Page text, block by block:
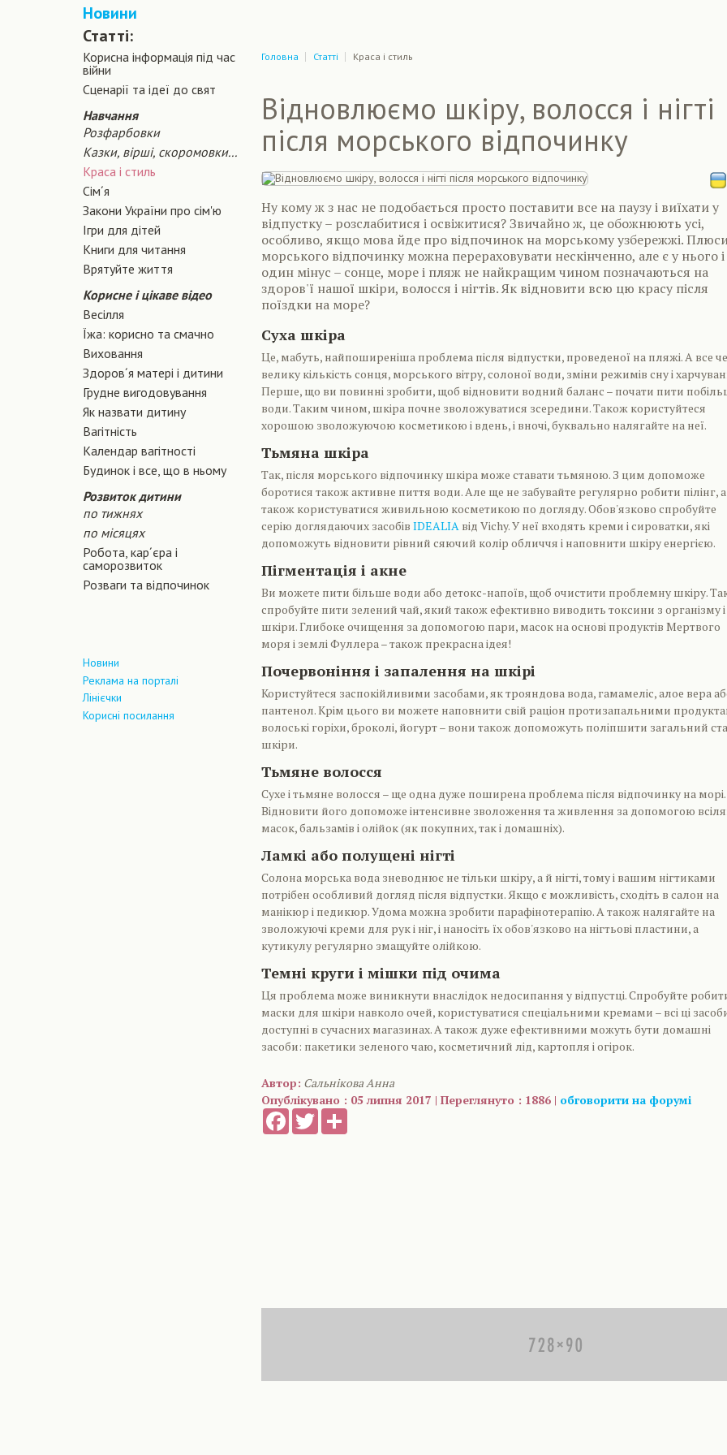
Новини
Статті:
Корисна інформація під час
війни
Сценарiї та iдеї до свят
Навчання
Розфарбовки
Казки, вірші, скоромовки...
Краса і стиль
Сiм´я
Закони України про сiм'ю
Ігри для дітей
Книги для читання
Врятуйте життя
Корисне і цікаве відео
Весілля
Їжа: корисно та смачно
Виховання
Здоров´я матері і дитини
Грудне вигодовування
Як назвати дитину
Вагiтнiсть
Календар вагітності
Будинок і все, що в ньому
Розвиток дитини
по тижнях
по місяцях
Робота, кар´єра і
саморозвиток
Розваги та відпочинок
Новини
Реклама на порталі
Лінієчки
Корисні посилання
Головна Статті Краса і стиль
Відновлюємо шкіру, волосся і нігті
після морського відпочинку
Ну кому ж з нас не подобається просто поставити все на паузу і виїхати у
відпустку – розслабитися і освіжитися? Звичайно ж, це обожнюють усі,
особливо, якщо мова йде про відпочинок на морському узбережжі.
морського відпочинку можна перераховувати нескінченно, але є у нього і
один мінус – сонце, море і пляж не найкращим чином позначаються на
здоров'ї нашої шкіри, волосся і нігтів. Як відновити всю цю красу після
поїздки на море?
Суха шкіра
Це, мабуть, найпоширеніша проблема після відпустки, проведеної на пляжі. А все
велику кількість сонця, морського вітру, солоної води, зміни режимів сну і
Перше, що ви повинні зробити, щоб відновити водний баланс – почати пити
води. Таким чином, шкіра почне зволожуватися зсередини. Також користуйтеся
хорошою зволожуючою косметикою і вдень, і вночі, буквально налягайте на неї.
Тьмяна шкіра
Так, після морського відпочинку шкіра може ставати тьмяною. З цим допоможе
боротися також активне пиття води. Але ще не забувайте регулярно робити пілінг, а
також користуватися живильною косметикою по догляду. Обов'язково спробуйте
серію доглядаючих засобів IDEALIA від Vichy. У неї входять креми і сироватки, які
допоможуть відновити рівний сяючий колір обличчя і наповнити шкіру енергією.
Пігментація і акне
Ви можете пити більше води або детокс-напоїв, щоб очистити проблемну шкіру.
спробуйте пити зелений чай, який також ефективно виводить токсини з організму і
шкіри. Глибоке очищення за допомогою пари, масок на основі продуктів Мертвого
моря і землі Фуллера – також прекрасна ідея!
Почервоніння і запалення на шкірі
Користуйтеся заспокійливими засобами, як трояндова вода, гамамеліс, алое вера
пантенол. Крім цього ви можете наповнити свій раціон протизапальними
волоські горіхи, броколі, йогурт – вони також допоможуть поліпшити загальний
шкіри.
Тьмяне волосся
Сухе і тьмяне волосся – ще одна дуже поширена проблема після відпочинку на морі.
Відновити його допоможе інтенсивне зволоження та живлення за допомогою
масок, бальзамів і олійок (як покупних, так і домашніх).
Ламкі або полущені нігті
Солона морська вода зневоднює не тільки шкіру, а й нігті, тому і вашим нігтиками
потрібен особливий догляд після відпустки. Якщо є можливість, сходіть в салон на
манікюр і педикюр. Удома можна зробити парафінотерапію. А також налягайте на
зволожуючі креми для рук і ніг, і наносіть їх обов'язково на нігтьові пластини, а
кутикулу регулярно змащуйте олійкою.
Темні круги і мішки під очима
Ця проблема може виникнути внаслідок недосипання у відпустці. Спробуйте
маски для шкіри навколо очей, користуватися спеціальними кремами – всі ці
доступні в сучасних магазинах. А також дуже ефективними можуть бути домашні
засоби: пакетики зеленого чаю, косметичний лід, картопля і огірок.
Автор: Сальнікова Анна
Опублікувано : 05 липня 2017 | Переглянуто : 1886 | обговорити на форумі
FacebookTwitter